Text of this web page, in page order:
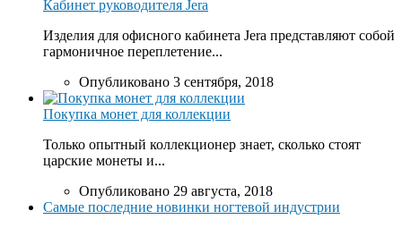
Кабинет руководителя Jera
Изделия для офисного кабинета Jera представляют собой
гармоничное переплетение...
Опубликовано 3 сентября, 2018
Покупка монет для коллекции
Только опытный коллекционер знает, сколько стоят
царские монеты и...
Опубликовано 29 августа, 2018
Самые последние новинки ногтевой индустрии